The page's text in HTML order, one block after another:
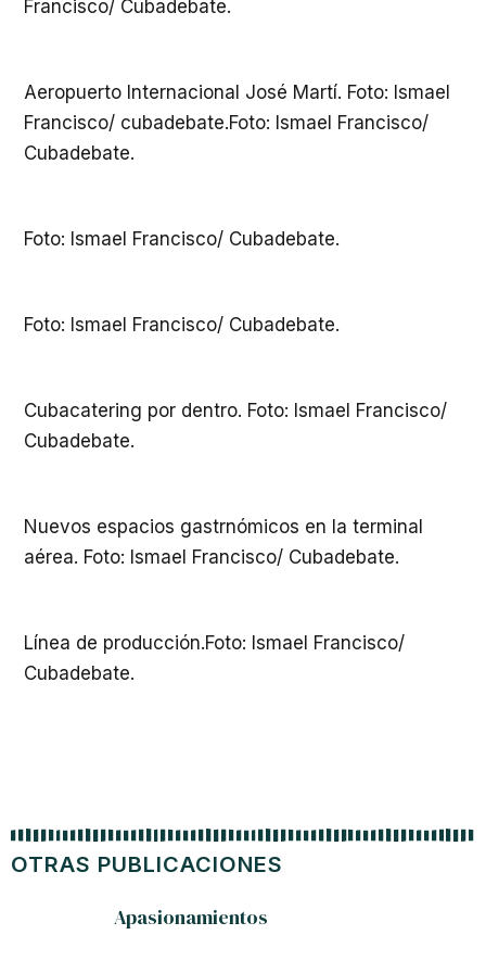
Francisco/ Cubadebate.
Aeropuerto Internacional José Martí. Foto: Ismael
Francisco/ cubadebate.Foto: Ismael Francisco/
Cubadebate.
Foto: Ismael Francisco/ Cubadebate.
Foto: Ismael Francisco/ Cubadebate.
Cubacatering por dentro. Foto: Ismael Francisco/
Cubadebate.
Nuevos espacios gastrnómicos en la terminal
aérea. Foto: Ismael Francisco/ Cubadebate.
Línea de producción.Foto: Ismael Francisco/
Cubadebate.
OTRAS PUBLICACIONES
Apasionamientos